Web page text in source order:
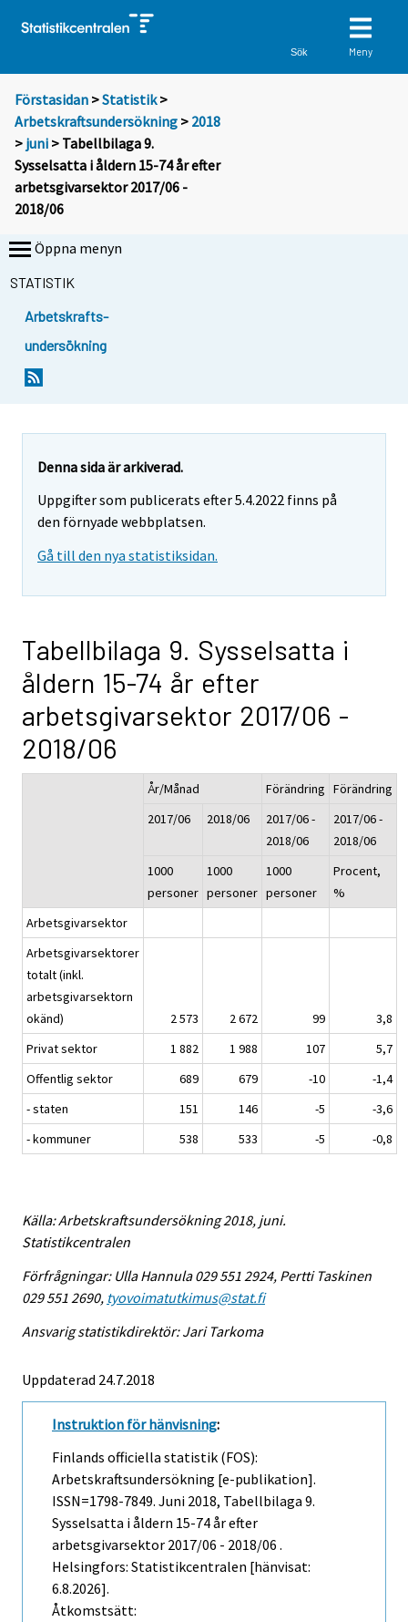
Sök Meny
Förstasidan >Statistik >
Arbetskraftsundersökning > 2018
> juni > Tabellbilaga 9.
Sysselsatta i åldern 15-74 år efter
arbetsgivarsektor 2017/06 -
2018/06
Öppna menyn
STATISTIK
Arbetskrafts-
undersökning
Denna sida är arkiverad.
Uppgifter som publicerats efter 5.4.2022 finns på
den förnyade webbplatsen.
Gå till den nya statistiksidan.
Tabellbilaga 9. Sysselsatta i
åldern 15-74 år efter
arbetsgivarsektor 2017/06 -
2018/06
År/Månad Förändring Förändring
2017/06
2018/06
2017/06 -
2018/06
2017/06 -
2018/06
1000
personer
1000
personer
1000
personer
Procent,
%
Arbetsgivarsektor
Arbetsgivarsektorer
totalt (inkl.
arbetsgivarsektorn
okänd)
2 573 2 672 99
3,8
Privat sektor
1 882 1 988 107
5,7
Offentlig sektor
689 679 -10
-1,4
- staten
151 146 -5
-3,6
- kommuner
538 533 -5 -0,8
Källa: Arbetskraftsundersökning 2018, juni.
Statistikcentralen
Förfrågningar: Ulla Hannula 029 551 2924, Pertti Taskinen
029 551 2690, tyovoimatutkimus@stat.fi
Ansvarig statistikdirektör: Jari Tarkoma
Uppdaterad 24.7.2018
Instruktion för hänvisning:
Finlands officiella statistik (FOS):
Arbetskraftsundersökning [e-publikation].
ISSN=1798-7849. Juni 2018, Tabellbilaga 9.
Sysselsatta i åldern 15-74 år efter
arbetsgivarsektor 2017/06 - 2018/06 .
Helsingfors: Statistikcentralen [hänvisat:
6.8.2026].
Åtkomstsätt: